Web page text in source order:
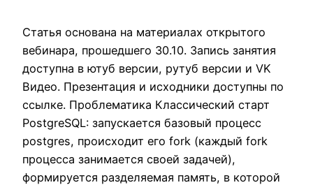
Статья основана на материалах открытого
вебинара, прошедшего 30.10. Запись занятия
доступна в ютуб версии, рутуб версии и VK
Видео. Презентация и исходники доступны по
ссылке. Проблематика Классический старт
PostgreSQL: запускается базовый процесс
postgres, происходит его fork (каждый fork
процесса занимается своей задачей),
формируется разделяемая память, в которой